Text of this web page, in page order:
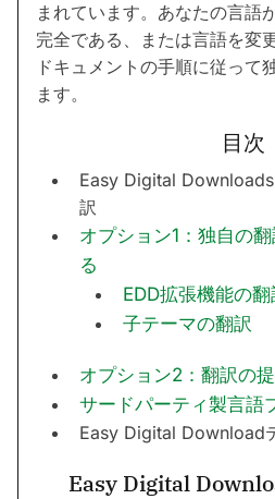
まれています。あなたの言語
完全である、または言語を変
ドキュメントの手順に従って
ます。
目次
Easy Digital
訳
オプション1：独自の
る
EDD拡張機能の翻
子テーマの翻訳
オプション2：翻訳の
サードパーティ製言語
Easy Digital Download
Easy Digital